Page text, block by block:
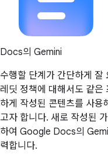
Docs의 Gemini
수행할 단계가 간단하게 잘
레딧 정책에 대해서도 같은
하게 작성된 콘텐츠를 사용
고자 합니다. 새로 작성된
하여 Google Docs의
력합니다.